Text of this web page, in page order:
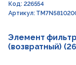
Код: 226554
Артикул:
Элемент
(возвратный)